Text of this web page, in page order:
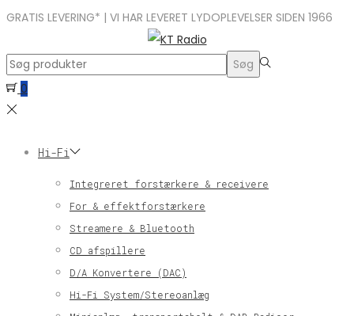
GRATIS LEVERING* | VI HAR LEVERET LYDOPLEVELSER SIDEN 1966
Search
for:>
Søg
0
Hi-Fi
Integreret forstærkere & receivere
For & effektforstærkere
Streamere & Bluetooth
CD afspillere
D/A Konvertere (DAC)
Hi-Fi System/Stereoanlæg